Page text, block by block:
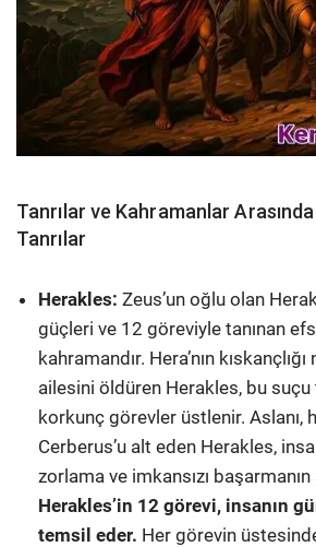
Tanrılar ve Kahramanlar
Tanrılar
Herakles: Zeus’un oğlu olan
güçleri ve 12 göreviyle tanınan
kahramandır. Hera’nın
ailesini öldüren Herakles, bu
korkunç görevler üstlenir. Aslanı,
Cerberus’u alt eden Herakles,
zorlama ve imkansızı
Herakles’in 12 görevi, insanın
temsil eder. Her görevin